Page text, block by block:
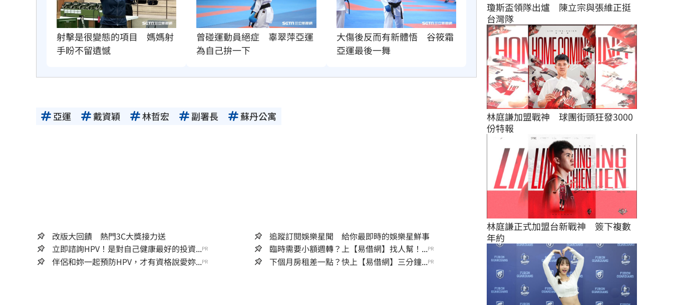
射擊是很變態的項目　媽媽射
手盼不留遺憾
曾碰運動員絕症　辜翠萍亞運
為自己拚一下
大傷後反而有新體悟　谷筱霜
亞運最後一舞
亞運 戴資穎 林哲宏 副署長 蘇丹公寓
改版大回饋 熱門3C大獎接力送
追蹤訂閱娛樂星聞 給你最即時的娛樂星鮮事
立即諮詢HPV！是對自己健康最好的投資...PR 臨時需要小額週轉？上【易借網】找人幫！...PR
伴侶和妳一起預防HPV，才有資格說愛妳...PR 下個月房租差一點？快上【易借網】三分鐘...PR
瓊斯盃領隊出爐　陳立宗與張維正挺
台灣隊
林庭謙加盟戰神　球團街頭狂發3000
份特報
林庭謙正式加盟台新戰神　簽下複數
年約